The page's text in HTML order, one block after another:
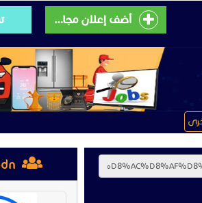
أضف إعلان مجانى
Rasha Modn